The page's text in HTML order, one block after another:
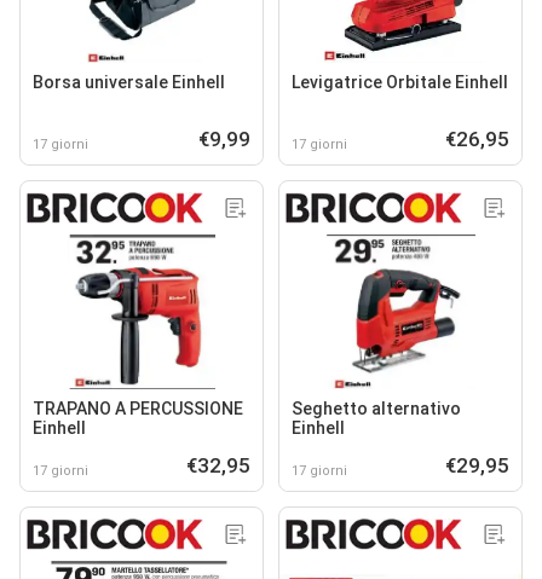
Borsa universale Einhell
17 giorni €9,99
Levigatrice Orbitale Einhell
17 giorni €26,95
TRAPANO A PERCUSSIONE
Einhell
17 giorni €32,95
Seghetto alternativo
Einhell
17 giorni €29,95